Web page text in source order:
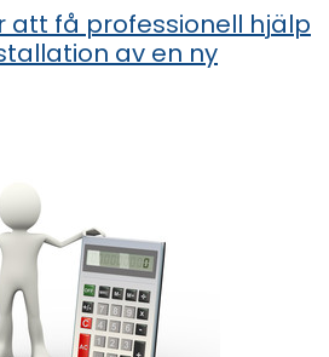
att få professionell hjälp
av en ny